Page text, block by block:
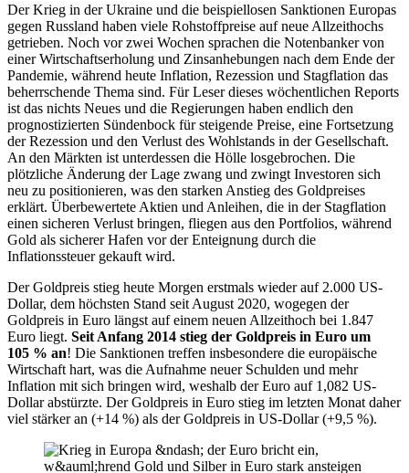
Der Krieg in der Ukraine und die beispiellosen Sanktionen Europas
gegen Russland haben viele Rohstoffpreise auf neue Allzeithochs
getrieben. Noch vor zwei Wochen sprachen die Notenbanker von
einer Wirtschaftserholung und Zinsanhebungen nach dem Ende der
Pandemie, während heute Inflation, Rezession und Stagflation das
beherrschende Thema sind. Für Leser dieses wöchentlichen Reports
ist das nichts Neues und die Regierungen haben endlich den
prognostizierten Sündenbock für steigende Preise, eine Fortsetzung
der Rezession und den Verlust des Wohlstands in der Gesellschaft.
An den Märkten ist unterdessen die Hölle losgebrochen. Die
plötzliche Änderung der Lage zwang und zwingt Investoren sich
neu zu positionieren, was den starken Anstieg des Goldpreises
erklärt. Überbewertete Aktien und Anleihen, die in der Stagflation
einen sicheren Verlust bringen, fliegen aus den Portfolios, während
Gold als sicherer Hafen vor der Enteignung durch die
Inflationssteuer gekauft wird.
Der Goldpreis stieg heute Morgen erstmals wieder auf 2.000 US-
Dollar, dem höchsten Stand seit August 2020, wogegen der
Goldpreis in Euro längst auf einem neuen Allzeithoch bei 1.847
Euro liegt. Seit Anfang 2014 stieg der Goldpreis in Euro um
105 % an! Die Sanktionen treffen insbesondere die europäische
Wirtschaft hart, was die Aufnahme neuer Schulden und mehr
Inflation mit sich bringen wird, weshalb der Euro auf 1,082 US-
Dollar abstürzte. Der Goldpreis in Euro stieg im letzten Monat daher
viel stärker an (+14 %) als der Goldpreis in US-Dollar (+9,5 %).